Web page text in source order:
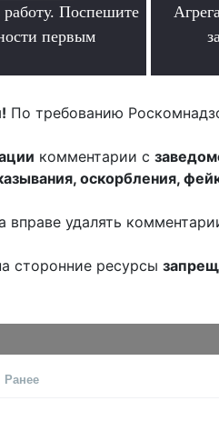
работу. Поспешите
первым
По требованию
комментарии с
оскорбления,
удалять
сторонние ресурсы
Ранее